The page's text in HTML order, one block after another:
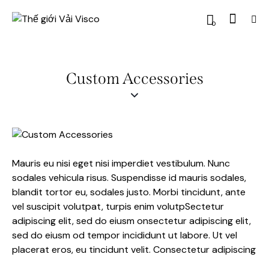
0
Custom Accessories
Mauris eu nisi eget nisi imperdiet vestibulum. Nunc
sodales vehicula risus. Suspendisse id mauris sodales,
blandit tortor eu, sodales justo. Morbi tincidunt, ante
vel suscipit volutpat, turpis enim volutpSectetur
adipiscing elit, sed do eiusm onsectetur adipiscing elit,
sed do eiusm od tempor incididunt ut labore. Ut vel
placerat eros, eu tincidunt velit. Consectetur adipiscing